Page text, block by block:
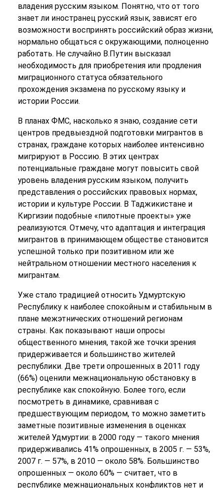
владения русским языком. Понятно, что от того
знает ли иностранец русский язык, зависят его
возможности воспринять российский образ жизни,
нормально общаться с окружающими, полноценно
работать. Не случайно В.Путин высказал
необходимость для приобретения или продления
миграционного статуса обязательного
прохождения экзамена по русскому языку и
истории России.
В планах ФМС, насколько я знаю, создание сети
центров предвыездной подготовки мигрантов в
странах, граждане которых наиболее интенсивно
мигрируют в Россию. В этих центрах
потенциальные граждане могут повысить свой
уровень владения русским языком, получить
представления о российских правовых нормах,
истории и культуре России. В Таджикистане и
Киргизии подобные «пилотные проекты» уже
реализуются. Отмечу, что адаптация и интеграция
мигрантов в принимающем обществе становится
успешной только при позитивном или же
нейтральном отношении местного населения к
мигрантам.
Уже стало традицией относить Удмуртскую
Республику к наиболее спокойным и стабильным в
плане межэтнических отношений регионам
страны. Как показывают наши опросы
общественного мнения, такой же точки зрения
придерживается и большинство жителей
республики. Две трети опрошенных в 2011 году
(66%) оценили межнациональную обстановку в
республике как спокойную. Более того, если
посмотреть в динамике, сравнивая с
предшествующим периодом, то можно заметить
заметные позитивные изменения в оценках
жителей Удмуртии: в 2000 году — такого мнения
придерживались 41% опрошенных, в 2005 г. — 53%,
2007 г. — 57%, в 2010 — около 58%. Большинство
опрошенных — около 60% — считает, что в
республике межнациональных конфликтов нет и